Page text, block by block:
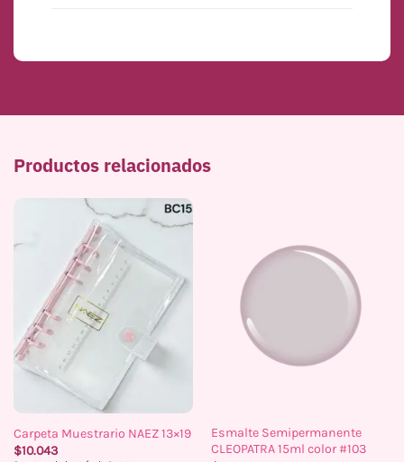
Productos relacionados
Carpeta Muestrario NAEZ 13×19
$10.043
Esmalte Semipermanente
CLEOPATRA 15ml color #103